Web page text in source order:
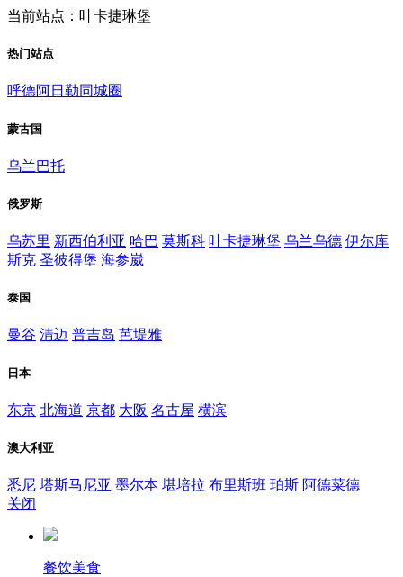
当前站点：叶卡捷琳堡
热门站点
呼德阿日勒同城圈
蒙古国
乌兰巴托
俄罗斯
乌苏里 新西伯利亚 哈巴 莫斯科 叶卡捷琳堡 乌兰乌德 伊尔库
斯克 圣彼得堡 海参崴
泰国
曼谷 清迈 普吉岛 芭堤雅
日本
东京 北海道 京都 大阪 名古屋 横滨
澳大利亚
悉尼 塔斯马尼亚 墨尔本 堪培拉 布里斯班 珀斯 阿德菜德
关闭
餐饮美食